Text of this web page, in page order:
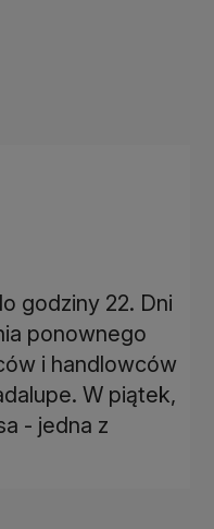
godziny 22. Dni
ponownego
i handlowców
W piątek,
- jedna z